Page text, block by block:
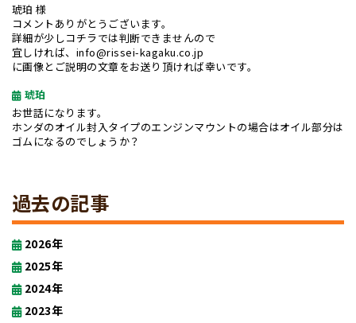
琥珀 様
コメントありがとうございます。
詳細が少しコチラでは判断できませんので
宜しければ、info@rissei-kagaku.co.jp
に画像とご説明の文章をお送り頂ければ幸いです。
琥珀
お世話になります。
ホンダのオイル封入タイプのエンジンマウントの場合はオイル部分は
ゴムになるのでしょうか？
過去の記事
2026年
2025年
2024年
2023年